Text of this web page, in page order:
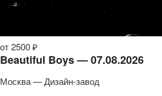
от 2500 ₽
Beautiful Boys — 07.08.2026
Москва — Дизайн-завод